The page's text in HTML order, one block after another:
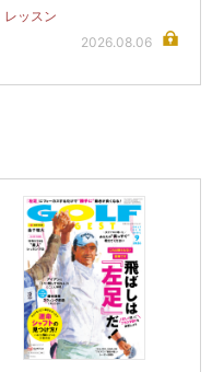
レッスン
2026.08.06